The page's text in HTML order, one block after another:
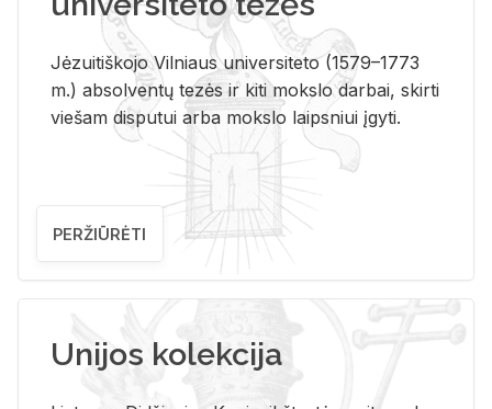
Jėzuitiškojo Vilniaus universiteto (1579–1773
m.) absolventų tezės ir kiti mokslo darbai, skirti
viešam disputui arba mokslo laipsniui įgyti.
PERŽIŪRĖTI
Unijos kolekcija